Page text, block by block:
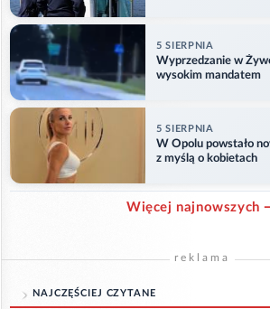
5 SIERPNIA
Wyprzedzanie w
wysokim mandatem
5 SIERPNIA
W Opolu powstało
z myślą o kobietach
Więcej najnowszych
reklama
NAJCZĘŚCIEJ CZYTANE